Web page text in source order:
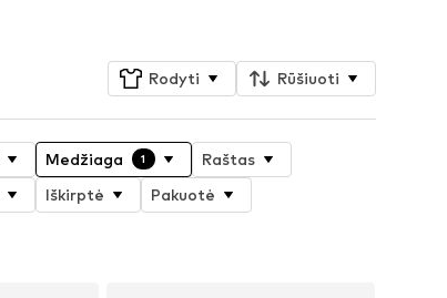
Rodyti Rūšiuoti
Medžiaga 1
Raštas
Iškirptė
Pakuotė